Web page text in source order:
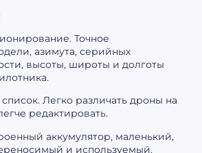
Точное
азимута, серийных
высоты, широты и долготы
Легко различать дроны на
редактировать.
аккумулятор, маленький,
и используемый.